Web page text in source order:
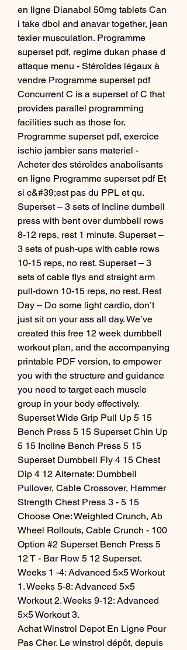
en ligne Dianabol 50mg tablets Can
i take dbol and anavar together, jean
texier musculation. Programme
superset pdf, regime dukan phase d
attaque menu - Stéroïdes légaux à
vendre Programme superset pdf
Concurrent C is a superset of C that
provides parallel programming
facilities such as those for.
Programme superset pdf, exercice
ischio jambier sans materiel -
Acheter des stéroïdes anabolisants
en ligne Programme superset pdf Et
si c&#39;est pas du PPL et qu.
Superset – 3 sets of Incline dumbell
press with bent over dumbbell rows
8-12 reps, rest 1 minute. Superset –
3 sets of push-ups with cable rows
10-15 reps, no rest. Superset – 3
sets of cable flys and straight arm
pull-down 10-15 reps, no rest. Rest
Day – Do some light cardio, don’t
just sit on your ass all day. We’ve
created this free 12 week dumbbell
workout plan, and the accompanying
printable PDF version, to empower
you with the structure and guidance
you need to target each muscle
group in your body effectively.
Superset Wide Grip Pull Up 5 15
Bench Press 5 15 Superset Chin Up
5 15 Incline Bench Press 5 15
Superset Dumbbell Fly 4 15 Chest
Dip 4 12 Alternate: Dumbbell
Pullover, Cable Crossover, Hammer
Strength Chest Press 3 - 5 15
Choose One: Weighted Crunch, Ab
Wheel Rollouts, Cable Crunch - 100
Option #2 Superset Bench Press 5
12 T - Bar Row 5 12 Superset.
Weeks 1 -4: Advanced 5×5 Workout
1. Weeks 5-8: Advanced 5×5
Workout 2. Weeks 9-12: Advanced
5×5 Workout 3.
Achat Winstrol Depot En Ligne Pour
Pas Cher. Le winstrol dépôt, depuis